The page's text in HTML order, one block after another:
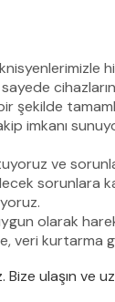
şekilde
imkanı
ve
sorunlara
olarak
veri
ulaşın ve